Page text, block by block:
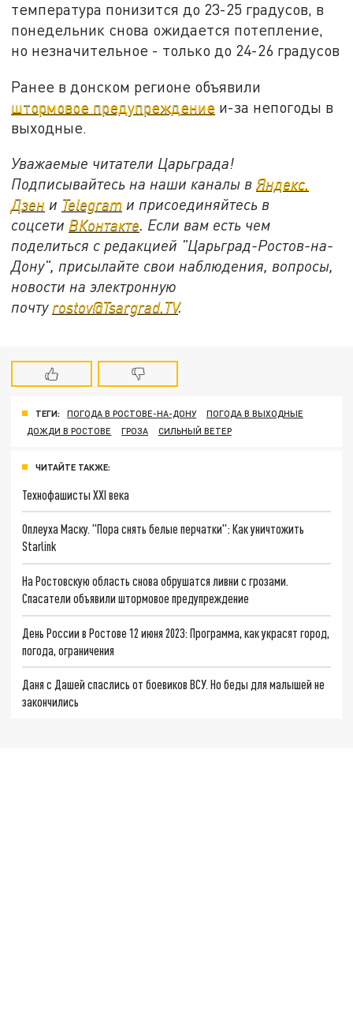
температура понизится до 23-25 градусов, в
понедельник снова ожидается потепление,
но незначительное - только до 24-26 градусов
Ранее в донском регионе объявили
штормовое предупреждение и-за непогоды в
выходные.
Уважаемые читатели Царьграда!
Подписывайтесь на наши каналы вЯндекс.
Дзен и Telegram и присоединяйтесь в
соцсети ВКонтакте. Если вам есть чем
поделиться с редакцией "Царьград-Ростов-на-
Дону", присылайте свои наблюдения, вопросы,
новости на электронную
почту rostov@Tsargrad.ТV.
ТЕГИ: ПОГОДА В РОСТОВЕ-НА-ДОНУ
ПОГОДА В ВЫХОДНЫЕ
ДОЖДИ В РОСТОВЕ
ГРОЗА СИЛЬНЫЙ ВЕТЕР
ЧИТАЙТЕ ТАКЖЕ:
Технофашисты XXI века
Оплеуха Маску. "Пора снять белые перчатки": Как уничтожить
Starlink
На Ростовскую область снова обрушатся ливни с грозами.
Спасатели объявили штормовое предупреждение
День России в Ростове 12 июня 2023: Программа, как украсят город,
погода, ограничения
Даня с Дашей спаслись от боевиков ВСУ. Но беды для малышей не
закончились